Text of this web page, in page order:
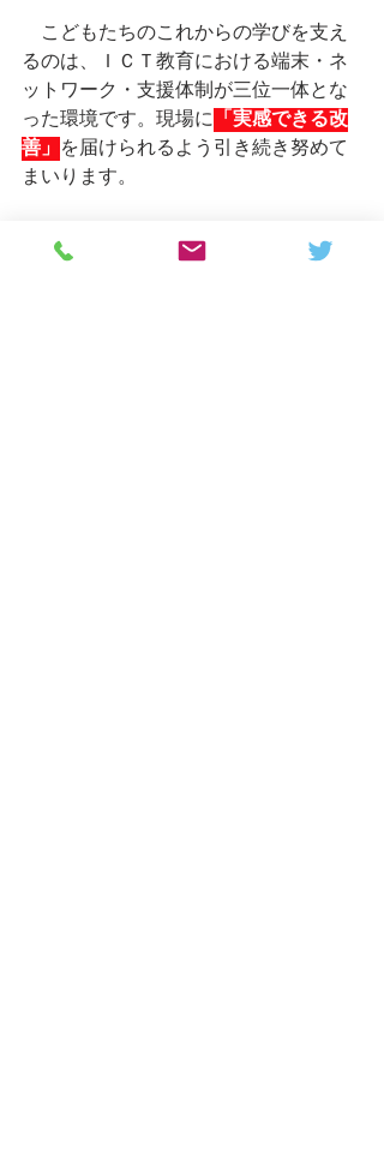
こどもたちのこれからの学びを支え
るのは、ＩＣＴ教育における端末・ネ
ットワーク・支援体制が三位一体とな
った環境です。現場に 「実感できる改
善」 を届けられるよう引き続き努めて
まいります。
ＹｏｕＴｕｂｅで議会映像が視聴可